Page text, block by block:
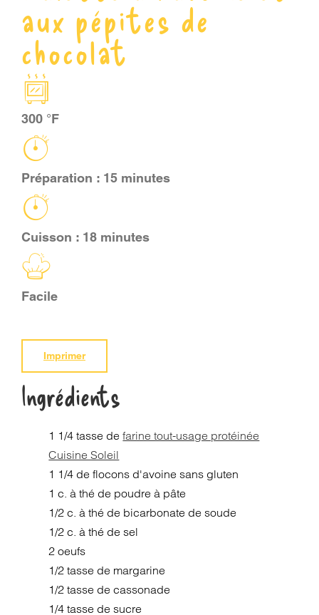
PANIER
aux pépites de
chocolat
300 °F
Préparation : 15 minutes
Cuisson : 18 minutes
Facile
Imprimer
Ingrédients
1 1/4 tasse defarine tout-usage protéinée
Cuisine Soleil
1 1/4 de flocons d'avoine sans gluten
1 c. à thé de poudre à pâte
1/2 c. à thé de bicarbonate de soude
1/2 c. à thé de sel
2 oeufs
1/2 tasse de margarine
1/2 tasse de cassonade
1/4 tasse de sucre